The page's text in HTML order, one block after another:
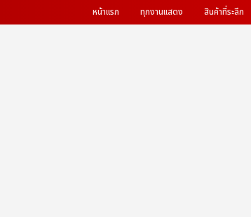
หน้าแรก ทุกงานแสดง สินค้าที่ระลึก